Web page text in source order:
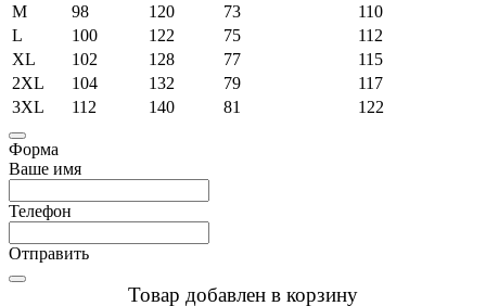
M
98 120 73
110
L
100 122 75
112
XL
102 128 77
115
2XL
104 132 79
117
3XL
112 140 81 122
Форма
Ваше имя
Телефон
Отправить
Товар добавлен в корзину